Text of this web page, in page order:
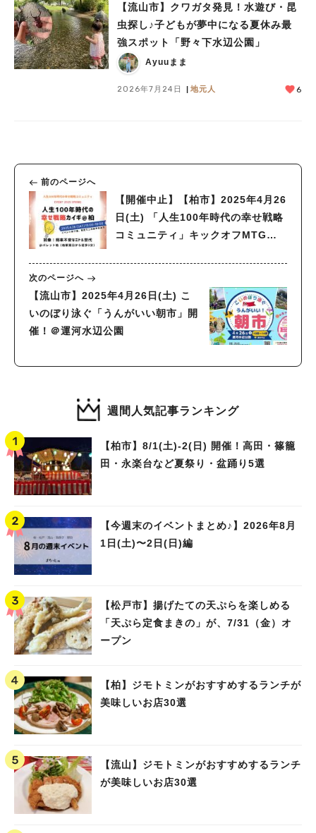
【流山市】クワガタ発見！水遊び・昆
虫探し♪子どもが夢中になる夏休み最
強スポット「野々下水辺公園」
Ayuuまま
2026年7月24日 地元人 6
前のページへ
【開催中止】【柏市】2025年4月26
日(土) 「人生100年時代の幸せ戦略
コミュニティ」キックオフMTG開
次のページへ
【流山市】2025年4月26日(土) こ
いのぼり泳ぐ「うんがいい朝市」開
催！＠運河水辺公園
週間人気記事ランキング
【柏市】8/1(土)‐2(日) 開催！高田・篠籠
田・永楽台など夏祭り・盆踊り5選
【今週末のイベントまとめ♪】2026年8月
1日(土)〜2日(日)編
【松戸市】揚げたての天ぷらを楽しめる
「天ぷら定食まきの」が、7/31（金）オ
ープン
【柏】ジモトミンがおすすめするランチが
美味しいお店30選
【流山】ジモトミンがおすすめするランチ
が美味しいお店30選